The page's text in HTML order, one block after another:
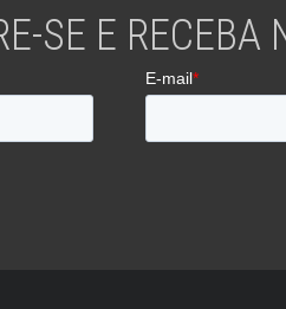
SE E RECEBA